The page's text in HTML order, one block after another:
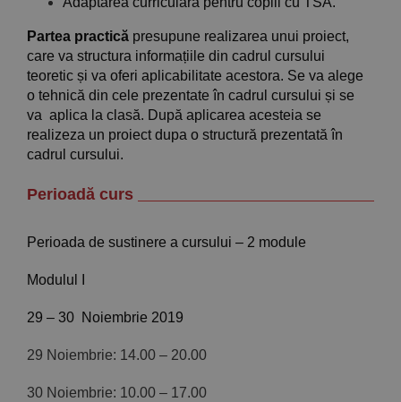
Partea practică presupune realizarea unui proiect,
care va structura informațiile din cadrul cursului
teoretic și va oferi aplicabilitate acestora. Se va alege
o tehnică din cele prezentate în cadrul cursului și se
va aplica la clasă. După aplicarea acesteia se
realizeza un proiect dupa o structură prezentată în
cadrul cursului.
Perioadă curs
Perioada de sustinere a cursului – 2 module
Modulul I
29 – 30 Noiembrie 2019
29 Noiembrie: 14.00 – 20.00
30 Noiembrie: 10.00 – 17.00